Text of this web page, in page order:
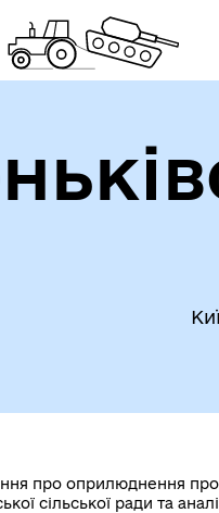
про оприлюднення
сільської ради та